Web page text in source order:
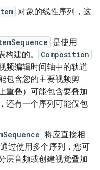
对象的线性序列，这
是使用
构建的。 Composition
频编辑时间轴中的轨道
包含您的主要视频剪
重叠）可能包含要叠加
还有一个序列可能仅包
将应直接相
过使用多个序列，您可
层音频或创建视觉叠加